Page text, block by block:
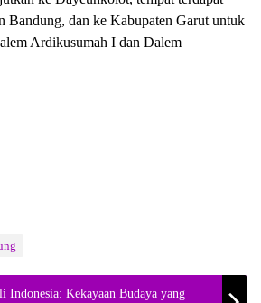
Bandung, dan ke Kabupaten Garut untuk
Ardikusumah I dan Dalem
Indonesia: Kekayaan Budaya yang